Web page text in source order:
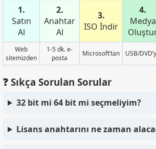
1.
Satın
Al
2.
Anahtar
Al
3.
ISO İndir
4.
Medya
Web
sitemizden
1-5 dk. e-
posta
Microsoft’tan USB/
❓ Sıkça Sorulan Sorular
32 bit mi 64 bit mi seçmeliyim?
Lisans anahtarını ne zaman